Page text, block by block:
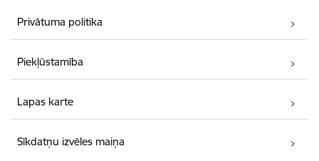
Privātuma politika
Piekļūstamība
Lapas karte
Sīkdatņu izvēles maiņa